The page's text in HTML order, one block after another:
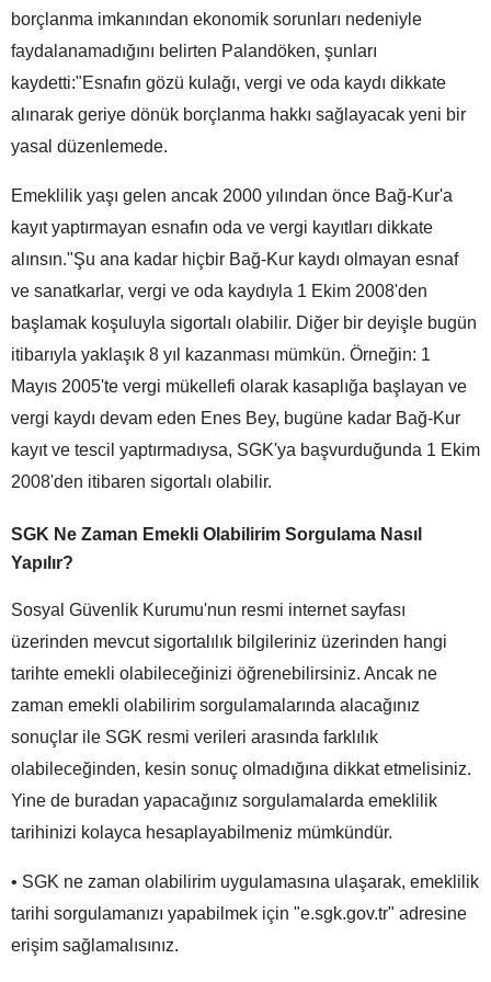
borçlanma imkanından ekonomik sorunları nedeniyle
faydalanamadığını belirten Palandöken, şunları
kaydetti:"Esnafın gözü kulağı, vergi ve oda kaydı dikkate
alınarak geriye dönük borçlanma hakkı sağlayacak yeni bir
yasal düzenlemede.
Emeklilik yaşı gelen ancak 2000 yılından önce Bağ-Kur'a
kayıt yaptırmayan esnafın oda ve vergi kayıtları dikkate
alınsın."Şu ana kadar hiçbir Bağ-Kur kaydı olmayan esnaf
ve sanatkarlar, vergi ve oda kaydıyla 1 Ekim 2008'den
başlamak koşuluyla sigortalı olabilir. Diğer bir deyişle bugün
itibarıyla yaklaşık 8 yıl kazanması mümkün. Örneğin: 1
Mayıs 2005'te vergi mükellefi olarak kasaplığa başlayan ve
vergi kaydı devam eden Enes Bey, bugüne kadar Bağ-Kur
kayıt ve tescil yaptırmadıysa, SGK'ya başvurduğunda 1 Ekim
2008'den itibaren sigortalı olabilir.
SGK Ne Zaman Emekli Olabilirim Sorgulama Nasıl
Yapılır?
Sosyal Güvenlik Kurumu'nun resmi internet sayfası
üzerinden mevcut sigortalılık bilgileriniz üzerinden hangi
tarihte emekli olabileceğinizi öğrenebilirsiniz. Ancak ne
zaman emekli olabilirim sorgulamalarında alacağınız
sonuçlar ile SGK resmi verileri arasında farklılık
olabileceğinden, kesin sonuç olmadığına dikkat etmelisiniz.
Yine de buradan yapacağınız sorgulamalarda emeklilik
tarihinizi kolayca hesaplayabilmeniz mümkündür.
• SGK ne zaman olabilirim uygulamasına ulaşarak, emeklilik
tarihi sorgulamanızı yapabilmek için "e.sgk.gov.tr" adresine
erişim sağlamalısınız.